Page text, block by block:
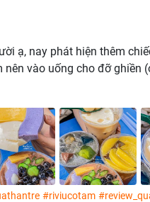
ạ, nay phát hiện thêm
vào uống cho đỡ ghiền
#riviucotam